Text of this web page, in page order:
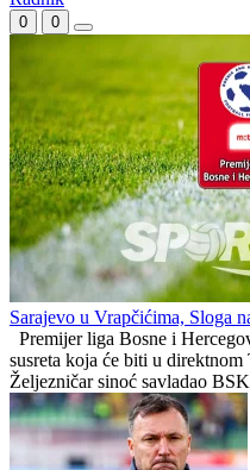
(VIDEO) Marinović: Radimo
koju smo imali u toku sezone
Poznate sudije za dvomeč
Česi u revanšu
Radnik
0 0